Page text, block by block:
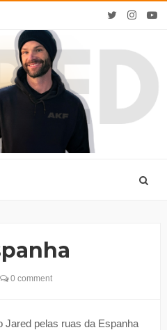
0 comment
Jared pelas ruas da Espanha